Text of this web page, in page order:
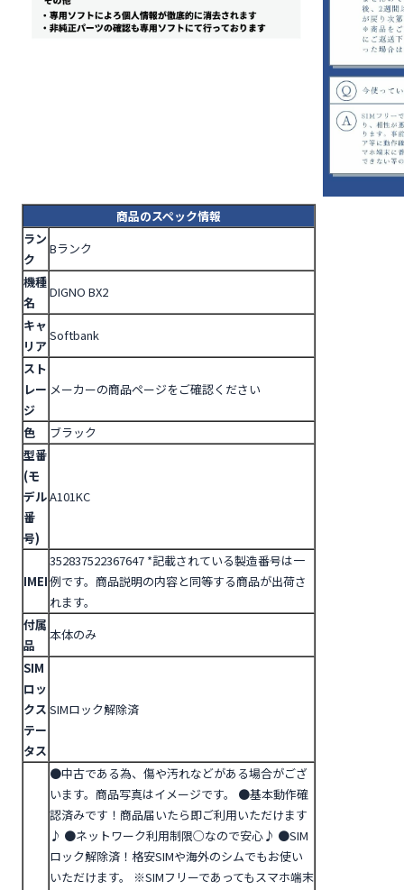
商品のスペック情報
ラン
ク
Bランク
機種
名
DIGNO BX2
キャ
リア
Softbank
スト
レー
ジ
メーカーの商品ページをご確認ください
色
ブラック
型番
(モ
デル
番
号)
A101KC
IMEI
352837522367647 *記載されている製造番号は一
例です。商品説明の内容と同等する商品が出荷さ
れます。
付属
品
本体のみ
SIM
ロッ
クス
テー
タス
SIMロック解除済
●中古である為、傷や汚れなどがある場合がござ
います。商品写真はイメージです。
●基本動作確
認済みです！商品届いたら即ご利用いただけます
♪ ●ネットワーク利用制限○なので安心♪ ●SIM
ロック解除済！格安SIMや海外のシムでもお使い
いただけます。
※SIMフリーであってもスマホ端末